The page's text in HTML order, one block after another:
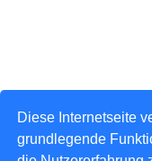
Diese Internetseite
grundlegende